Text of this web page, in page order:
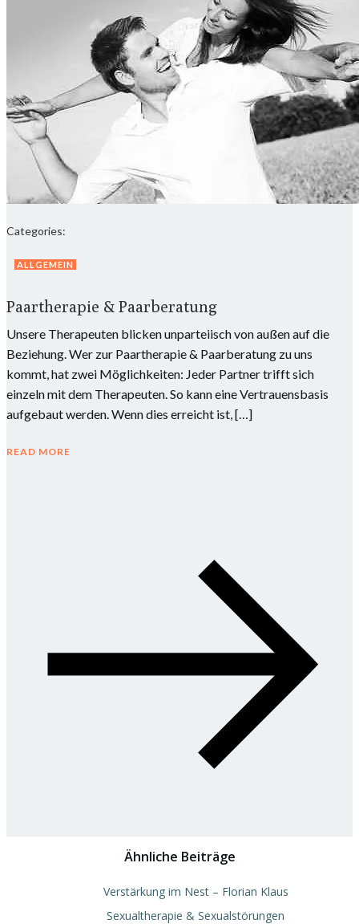
Categories:
ALLGEMEIN
Paartherapie & Paarberatung
Unsere Therapeuten blicken unparteiisch von außen auf die
Beziehung. Wer zur Paartherapie & Paarberatung zu uns
kommt, hat zwei Möglichkeiten: Jeder Partner trifft sich
einzeln mit dem Therapeuten. So kann eine Vertrauensbasis
aufgebaut werden. Wenn dies erreicht ist, […]
READ MORE
Ähnliche Beiträge
Verstärkung im Nest – Florian Klaus
Sexualtherapie & Sexualstörungen